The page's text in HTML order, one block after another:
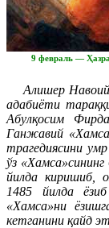
9 февраль —
Алишер Навоий
адабиёти
Абулқосим
Ганжавий
трагедиясини
ўз
йилда киришиб,
1485 йилда
«Хамса»ни
кетганини қайд